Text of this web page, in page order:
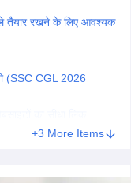
तैयार रखने के लिए आवश्यक
(SSC CGL 2026
+3 More Items